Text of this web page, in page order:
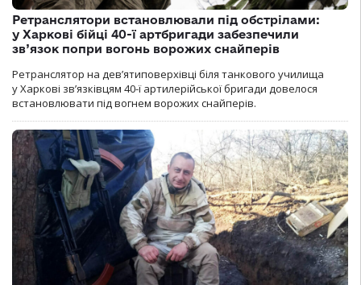
Ретранслятори встановлювали під обстрілами:
у Харкові бійці 40-ї артбригади забезпечили
зв’язок попри вогонь ворожих снайперів
Ретранслятор на дев’ятиповерхівці біля танкового училища
у Харкові зв’язківцям 40-ї артилерійської бригади довелося
встановлювати під вогнем ворожих снайперів.